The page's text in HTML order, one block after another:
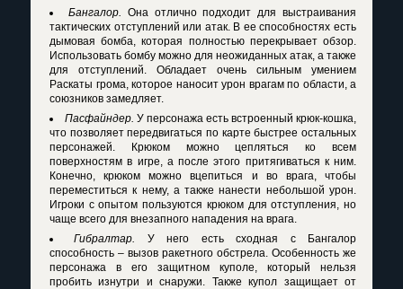
Бангалор.
Она отлично подходит для выстраивания
тактических отступлений или атак. В ее способностях есть
дымовая бомба, которая полностью перекрывает обзор.
Использовать бомбу можно для неожиданных атак, а также
для отступлений. Обладает очень сильным умением
Раскаты грома, которое наносит урон врагам по области, а
союзников замедляет.
Пасфайндер. У персонажа есть встроенный крюк-кошка,
что позволяет передвигаться по карте быстрее остальных
персонажей. Крюком можно цепляться ко всем
поверхностям в игре, а после этого притягиваться к ним.
Конечно, крюком можно вцепиться и во врага, чтобы
переместиться к нему, а также нанести небольшой урон.
Игроки с опытом пользуются крюком для отступления, но
чаще всего для внезапного нападения на врага.
Гибралтар.
У него есть сходная с Бангалор
способность – вызов ракетного обстрела. Особенность же
персонажа в его защитном куполе, который нельзя
пробить изнутри и снаружи. Также купол защищает от